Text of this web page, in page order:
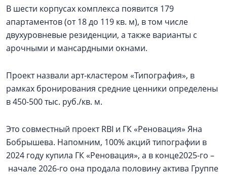
В шести корпусах комплекса появится 179
апартаментов (от 18 до 119 кв. м), в том числе
двухуровневые резиденции, а также варианты с
арочными и мансардными окнами.
Проект назвали арт-кластером «Типография», в
рамках бронирования средние ценники определены
в 450-500 тыс. руб./кв. м.
Это совместный проект RBI и ГК «Реновация» Яна
Бобрышева. Напомним, 100% акций типографии в
2024 году купила ГК «Реновация», а в конце2025-го –
начале 2026-го она продала половину актива Группе